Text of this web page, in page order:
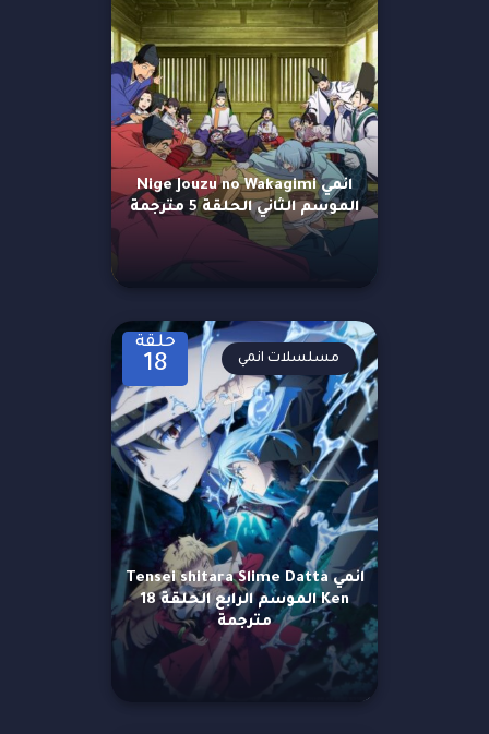
انمي Nige Jouzu no Wakagimi
الموسم الثاني الحلقة 5 مترجمة
حلقة
18
انمي Tensei shitara Slime Datta
Ken الموسم الرابع الحلقة 18
مترجمة
مسلسلات انمي